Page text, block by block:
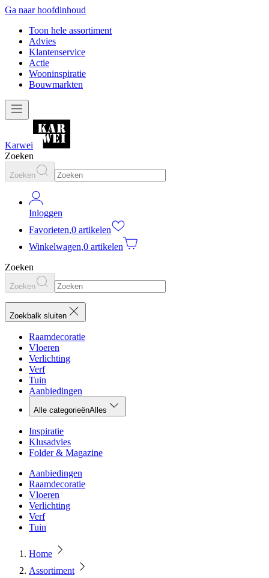
Ga naar hoofdinhoud
Toon hele assortiment
Advies
Klantenservice
Actie
Wooninspiratie
Bouwmarkten
Karwei
Zoeken
Zoeken
Inloggen
Favorieten,0 artikelen
Winkelwagen,0 artikelen
Zoeken
Zoeken
Zoekbalk sluiten
Raamdecoratie
Vloeren
Verlichting
Verf
Tuin
Aanbiedingen
Alle categorieënAlles
Inspiratie
Klusadvies
Folder & Magazine
Aanbiedingen
Raamdecoratie
Vloeren
Verlichting
Verf
Tuin
Home
Assortiment